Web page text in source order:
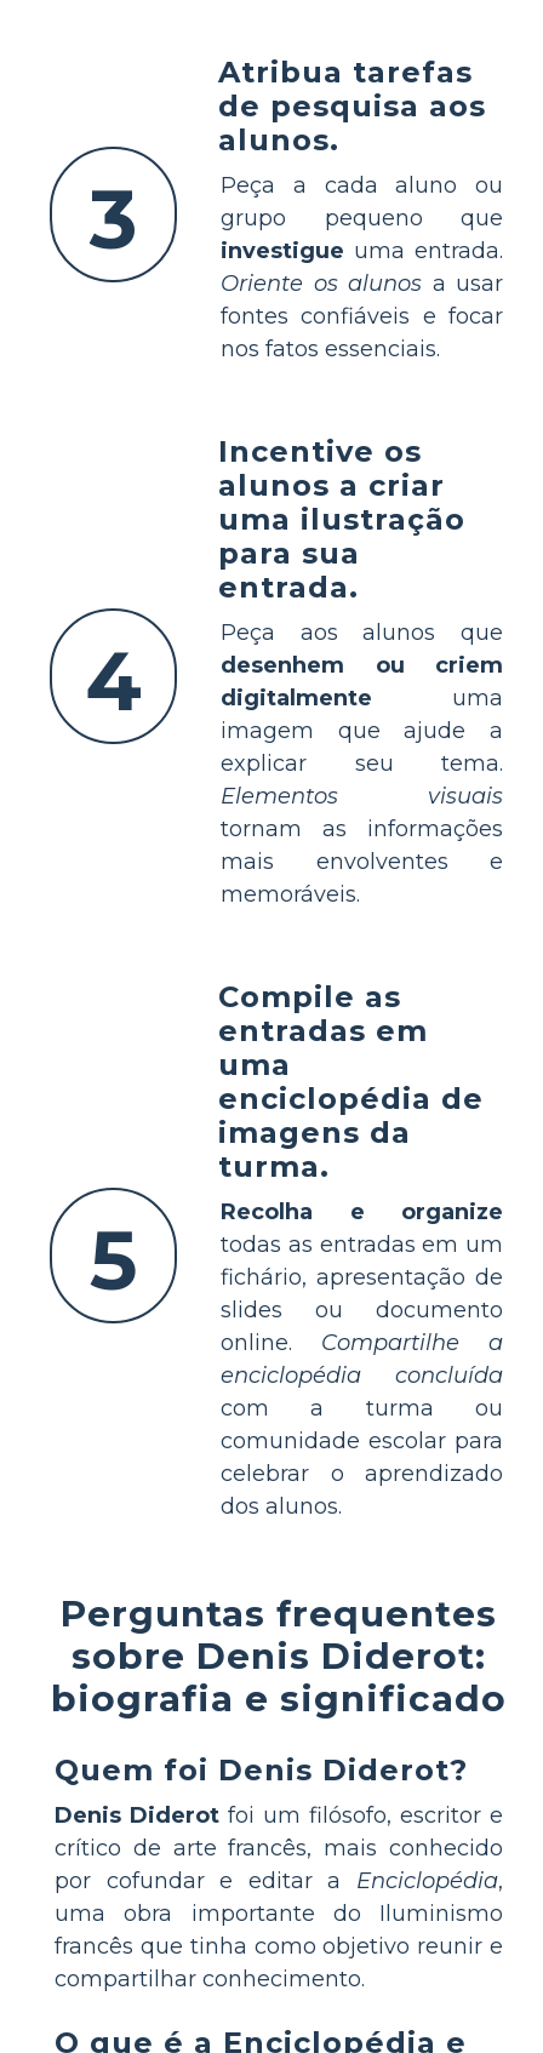
3
Atribua tarefas
de pesquisa aos
alunos.
Peça a cada aluno ou
grupo pequeno que
investigue uma entrada.
Oriente os alunos a usar
fontes confiáveis e focar
nos fatos essenciais.
4
Incentive os
alunos a criar
uma ilustração
para sua
entrada.
Peça aos alunos que
desenhem ou criem
digitalmente uma
imagem que ajude a
explicar seu tema.
Elementos visuais
tornam as informações
mais envolventes e
memoráveis.
5
Compile as
entradas em
uma
enciclopédia de
imagens da
turma.
Recolha e organize
todas as entradas em um
fichário, apresentação de
slides ou documento
online. Compartilhe a
enciclopédia concluída
com a turma ou
comunidade escolar para
celebrar o aprendizado
dos alunos.
Perguntas frequentes
sobre Denis Diderot:
biografia e significado
Quem foi Denis Diderot?
Denis Diderot foi um filósofo, escritor e
crítico de arte francês, mais conhecido
por cofundar e editar a Enciclopédia,
uma obra importante do Iluminismo
francês que tinha como objetivo reunir e
compartilhar conhecimento.
O que é a Enciclopédia e